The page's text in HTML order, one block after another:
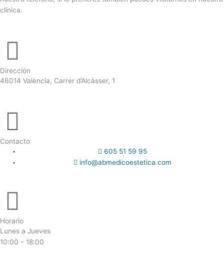
clínica.
Dirección
46014 Valencia, Carrer d’Alcàsser, 1
Contacto
605 51 59 95
info@abmedicoestetica.com
Horario
Lunes a Jueves
10:00 – 18:00